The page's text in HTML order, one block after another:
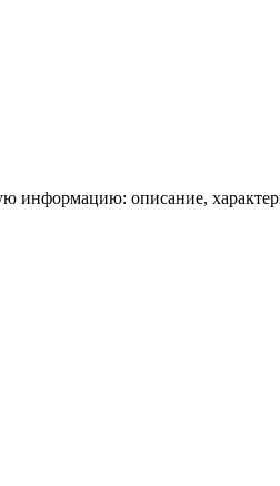
информацию: описание,